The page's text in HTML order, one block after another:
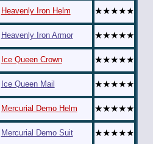
Heavenly Iron Helm ★★★★★
Heavenly Iron Armor ★★★★★
Ice Queen Crown ★★★★★
Ice Queen Mail ★★★★★
Mercurial Demo Helm ★★★★★
Mercurial Demo Suit ★★★★★